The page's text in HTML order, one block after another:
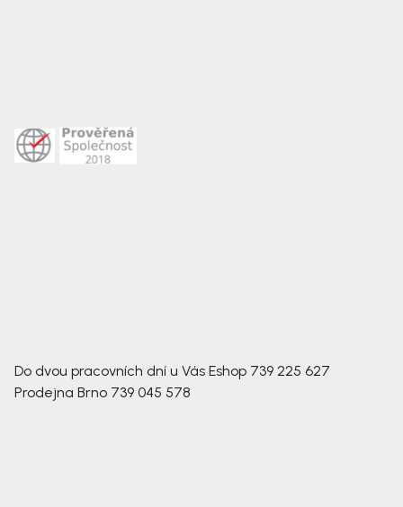
Do dvou pracovních dní u Vás Eshop 739 225 627
Prodejna Brno 739 045 578